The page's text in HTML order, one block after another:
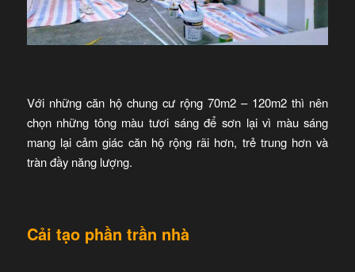
Với những căn hộ chung cư rộng 70m2 – 120m2 thì nên
chọn những tông màu tươi sáng để sơn lại vì màu sáng
mang lại cảm giác căn hộ rộng rãi hơn, trẻ trung hơn và
tràn đầy năng lượng.
Cải tạo phần trần nhà